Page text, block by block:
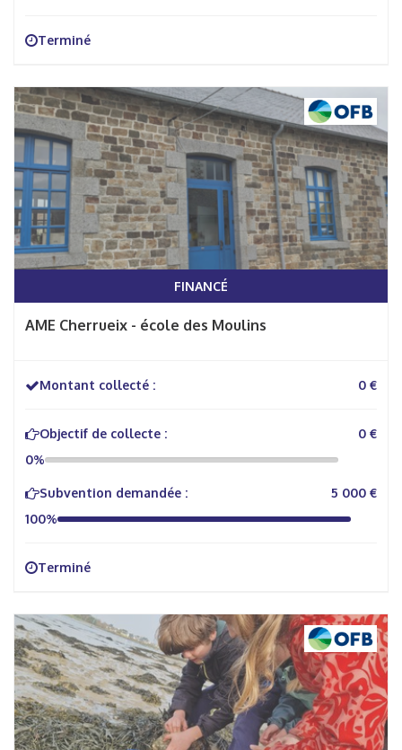
Terminé
FINANCÉ
AME Cherrueix - école des Moulins
Montant collecté : 0 €
Objectif de collecte :
0 €
0%
Subvention demandée :
5 000 €
100%
Terminé